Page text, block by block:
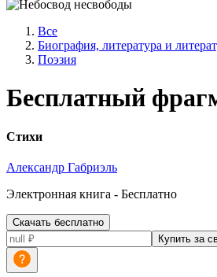
Все
Биография, литература и
Поэзия
Бесплатный
Стихи
Александр Габриэль
Электронная книга - Бесплатно
Скачать бесплатно
Купить за